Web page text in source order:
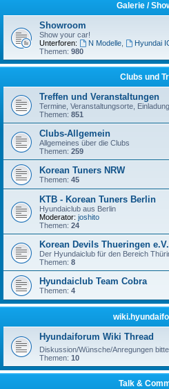
Galerie /
Showroom
Show your car!
Unterforen:
N Modelle, Hyundai
Themen: 980
Clubs und
Treffen und Veranstaltungen
Termine, Veranstaltungsorte,
Themen: 851
Clubs-Allgemein
Allgemeines über die Clubs
Themen: 259
Korean Tuners NRW
Themen: 45
KTB - Korean Tuners Berlin
Hyundaiclub aus Berlin
Moderator: joshito
Themen: 24
Korean Devils Thueringen e.V.
Der Hyundaiclub für den Bereich
Themen: 8
Hyundaiclub Team Cobra
Themen: 4
Hyundaiforum Wiki Thread
Diskussion/Wünsche/Anregungen
Themen: 10
Talk &